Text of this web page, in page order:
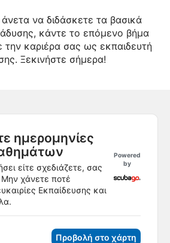
άνετα να διδάσκετε τα βασικά
κάντε το επόμενο βήμα
την καριέρα σας ως εκπαιδευτή
Ξεκινήστε σήμερα!
ημερομηνίες
είτε σχεδιάζετε, σας
χάνετε ποτέ
Εκπαίδευσης και
Powered
by
Προβολή στο χάρτη